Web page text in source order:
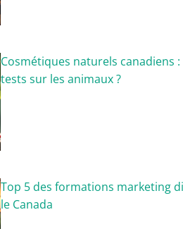
Cosmétiques naturels canadiens
tests sur les animaux ?
Top 5 des formations marketing
le Canada